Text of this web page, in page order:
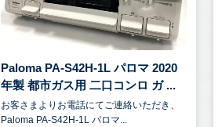
Paloma PA-S42H-1L パロマ 2020
年製 都市ガス用 二口コンロ ガ ...
お客さまよりお電話にてご連絡いただき、
Paloma PA-S42H-1L パロマ...